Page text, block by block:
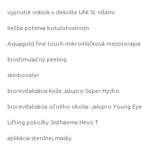
vypnutie vrások v dekolte UNI SL niťami
liečba potenia botulotoxínom
Aquagold fine touch mikroihličková mezoterapia
biostimulačný peeling
skinbooster
biorevitalizácia kože Jalupro Super Hydro
biorevitalizácia očného okolia- Jalupro Young Eye
Lifting pokožky Sisthaema Hevo T
aplikácia sterilnej masky